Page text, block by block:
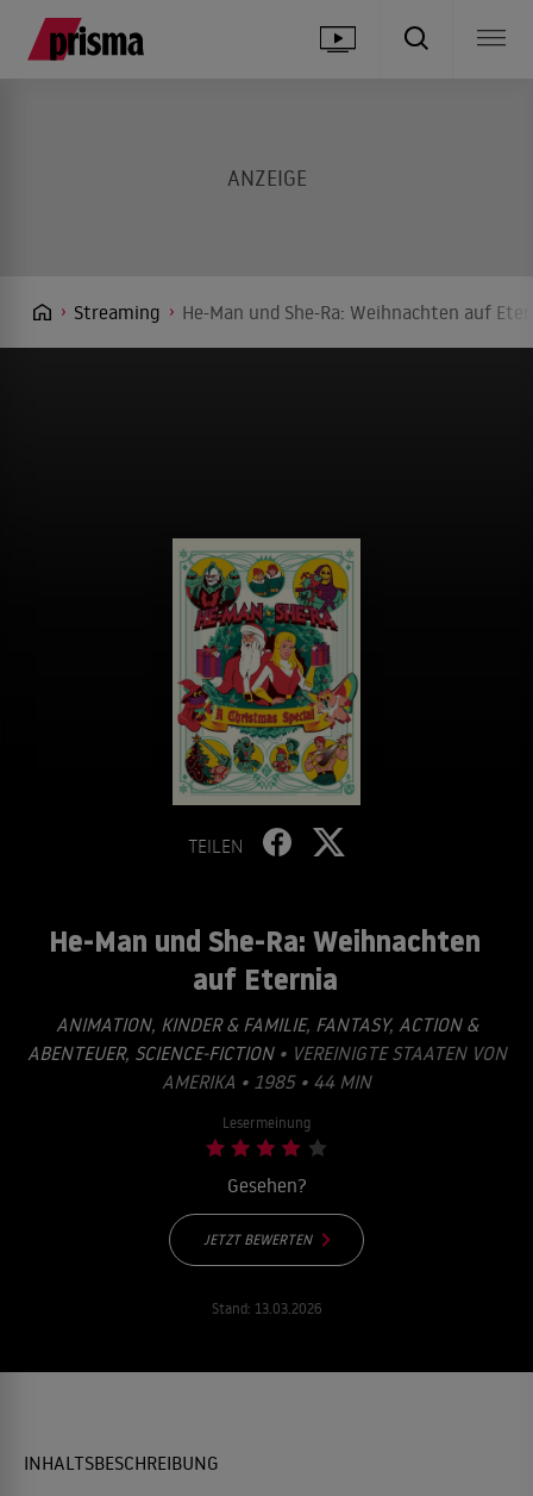
Streaming He-Man und She-Ra: Weihnachten auf
TEILEN
He-Man und She-Ra: Weihnachten
auf Eternia
ANIMATION, KINDER & FAMILIE, FANTASY, ACTION &
ABENTEUER, SCIENCE-FICTION• VEREINIGTE STAATEN VON
AMERIKA • 1985 • 44 MIN
Lesermeinung
Gesehen?
JETZT BEWERTEN
Stand: 13.03.2026
INHALTSBESCHREIBUNG